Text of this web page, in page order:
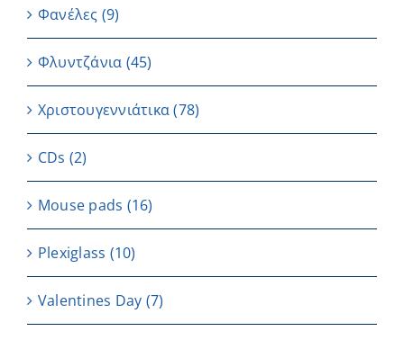
Φανέλες (9)
Φλυντζάνια (45)
Χριστουγεννιάτικα(78)
CDs (2)
Μouse pads (16)
Plexiglass (10)
Valentines Day (7)